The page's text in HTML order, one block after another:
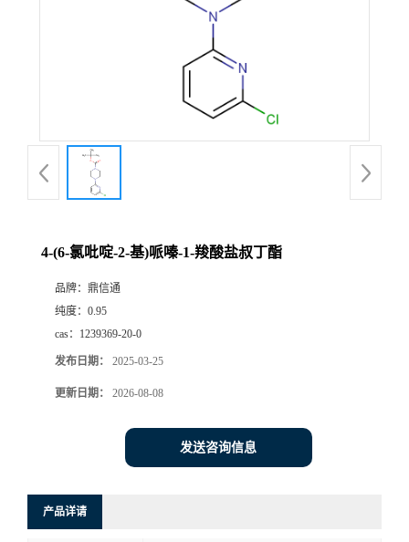
4-(6-氯吡啶-2-基)哌嗪-1-羧酸盐叔丁酯
品牌： 鼎信通
纯度： 0.95
cas： 1239369-20-0
发布日期： 2025-03-25
更新日期： 2026-08-08
发送咨询信息
产品详请